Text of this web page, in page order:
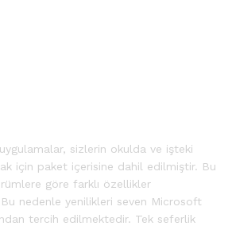
sizlerin okulda ve işteki
için paket içerisine dahil edilmiştir. Bu
göre farklı özellikler
Bu nedenle yenilikleri seven Microsoft
tercih edilmektedir. Tek seferlik